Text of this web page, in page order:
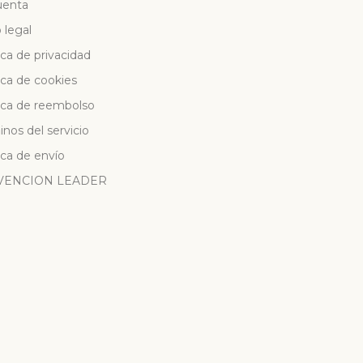
legal
de privacidad
de cookies
de reembolso
del servicio
de envío
LEADER